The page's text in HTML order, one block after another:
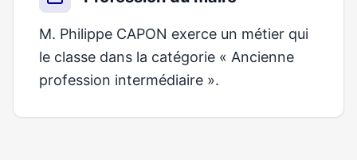
M. Philippe CAPON exerce un métier qui
le classe dans la catégorie « Ancienne
profession intermédiaire ».